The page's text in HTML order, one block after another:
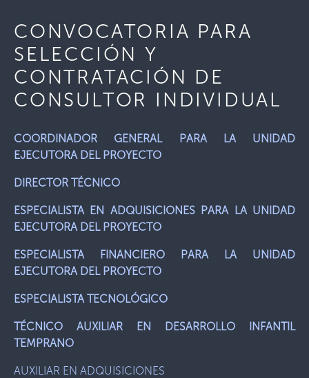
CONVOCATORIA PARA
SELECCIÓN Y
CONTRATACIÓN DE
CONSULTOR INDIVIDUAL
COORDINADOR GENERAL PARA LA UNIDAD
EJECUTORA DEL PROYECTO
DIRECTOR TÉCNICO
ESPECIALISTA EN ADQUISICIONES PARA LA UNIDAD
EJECUTORA DEL PROYECTO
ESPECIALISTA FINANCIERO PARA LA UNIDAD
EJECUTORA DEL PROYECTO
ESPECIALISTA TECNOLÓGICO
TÉCNICO AUXILIAR EN DESARROLLO INFANTIL
TEMPRANO
AUXILIAR EN ADQUISICIONES